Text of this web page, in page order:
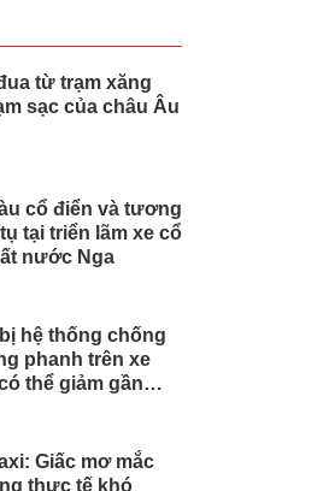
từ trạm xăng
sạc của châu Âu
cổ điển và tương
tại triển lãm xe cổ
nước Nga
hệ thống chống
phanh trên xe
thể giảm gần
Giấc mơ mắc
thực tế khó